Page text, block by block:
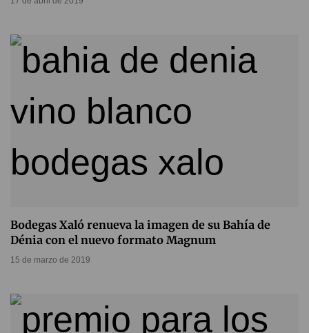
Bodegas Xaló renueva la imagen de su Bahía de
Dénia con el nuevo formato Magnum
15 de marzo de 2019